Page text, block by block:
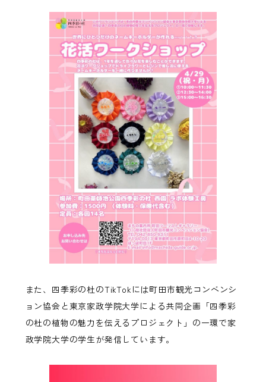
また、四季彩の杜のTikTokには町田市観光コンベンシ
ョン協会と東京家政学院大学による共同企画「四季彩
の杜の植物の魅力を伝えるプロジェクト」の一環で家
政学院大学の学生が発信しています。